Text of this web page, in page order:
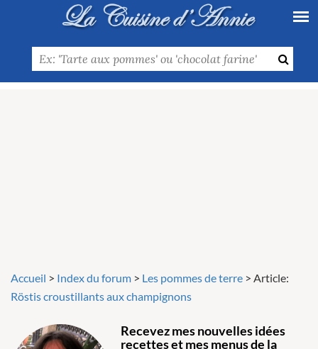
Accueil > Index du forum > Les pommes de terre > Article:
Röstis croustillants aux champignons
Recevez mes nouvelles idées
recettes et mes menus de la